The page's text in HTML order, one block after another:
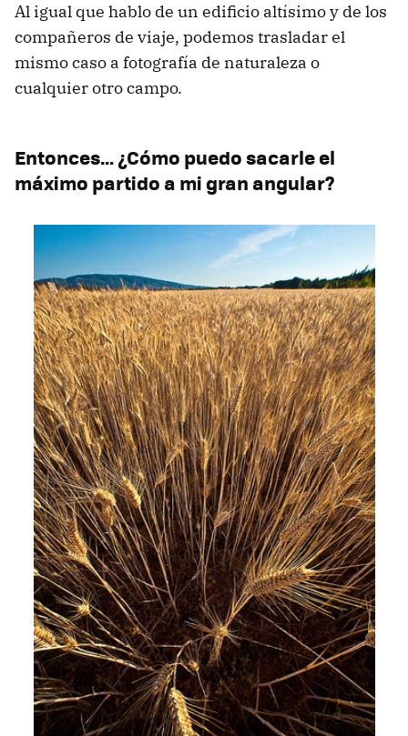
Al igual que hablo de un edificio altísimo y de los
compañeros de viaje, podemos trasladar el
mismo caso a fotografía de naturaleza o
cualquier otro campo.
Entonces… ¿Cómo puedo sacarle el
máximo partido a mi gran angular?